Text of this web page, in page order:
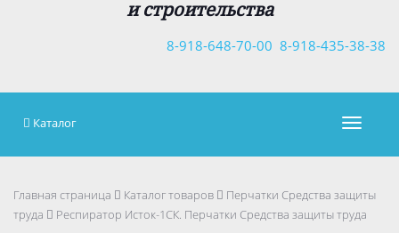
и строительства
8-918-435-38-38
8-918-648-70-00
Каталог
Главная страница Каталог товаров
Перчатки Средства защиты
труда
Респиратор Исток-1СК. Перчатки Средства защиты труда